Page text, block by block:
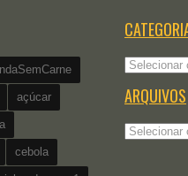
açúcar
cebola
Categorias
ARQUIVOS
Arquivos